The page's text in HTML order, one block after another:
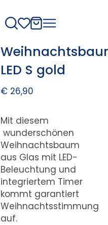
LED S gold
€26,90
Mit diesem
wunderschönen
Weihnachtsbaum
aus Glas mit LED-
Beleuchtung und
integriertem Timer
kommt garantiert
Weihnachtsstimmung
auf.